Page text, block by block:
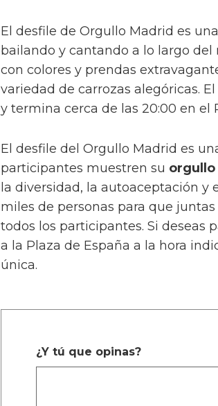
El desfile de Orgullo Madrid es una
bailando y cantando a lo largo
con colores y prendas
variedad de carrozas alegóricas.
y termina cerca de las 20:00 en el
El desfile del Orgullo Madrid es
participantes muestren su orgullo
la diversidad, la autoaceptación y
miles de personas para que
todos los participantes. Si deseas
a la Plaza de España a la hora
única.
¿Y tú que opinas?